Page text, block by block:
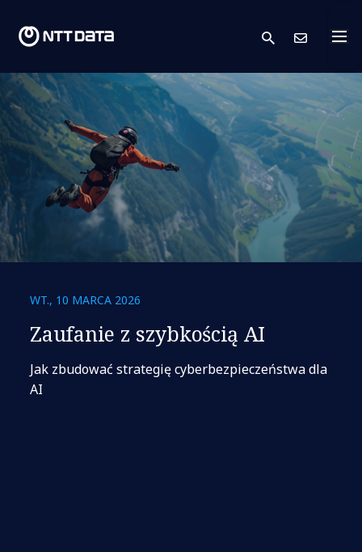
search
WT., 10 MARCA 2026
Zaufanie z szybkością AI
Jak zbudować strategię cyberbezpieczeństwa dla
AI